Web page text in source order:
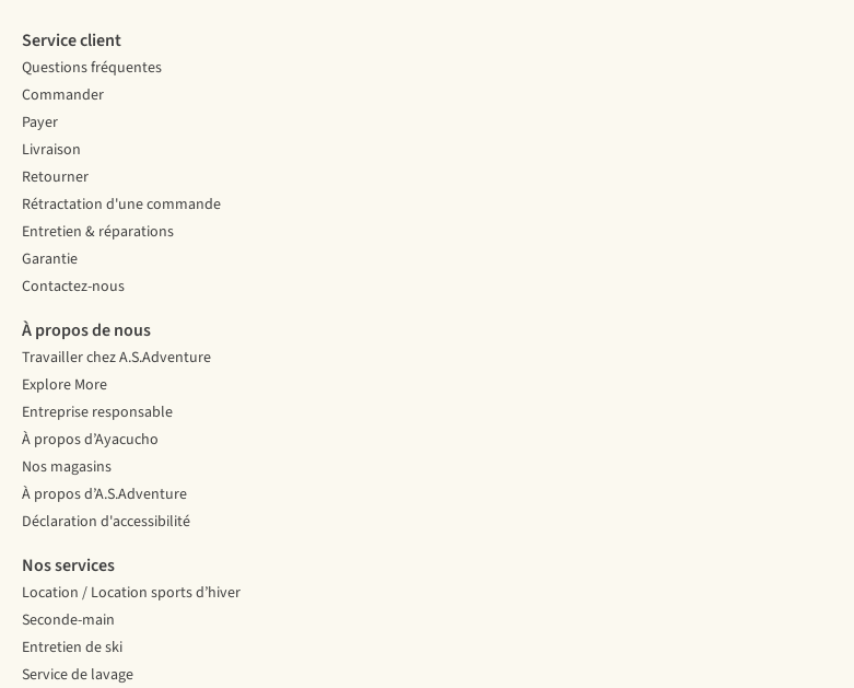
Service client
Questions fréquentes
Commander
Payer
Livraison
Retourner
Rétractation d'une commande
Entretien & réparations
Garantie
Contactez-nous
À propos de nous
Travailler chez A.S.Adventure
Explore More
Entreprise responsable
À propos d’Ayacucho
Nos magasins
À propos d’A.S.Adventure
Déclaration d'accessibilité
Nos services
Location / Location sports d’hiver
Seconde-main
Entretien de ski
Service de lavage